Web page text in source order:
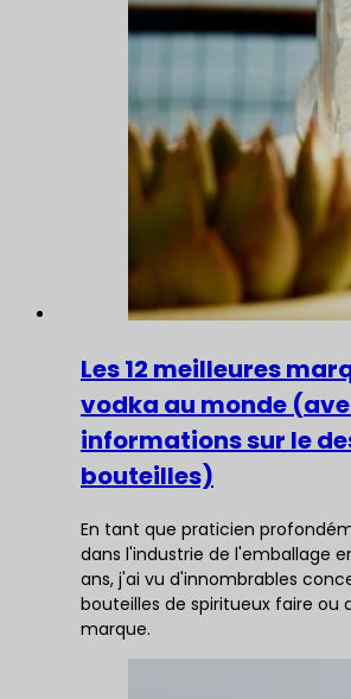
Les 12 meilleures
vodka au monde
informations sur le
bouteilles)
En tant que praticien
dans l'industrie de l'emballage
ans, j'ai vu d'innombrables
bouteilles de spiritueux faire ou
marque.